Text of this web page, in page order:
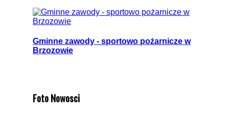
Gminne zawody - sportowo pożarnicze w
Brzozowie
Foto Nowosci